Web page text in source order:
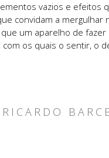
vazios e efeitos
convidam a mergulhar
um aparelho de
os quais o sentir, o
RICARDO